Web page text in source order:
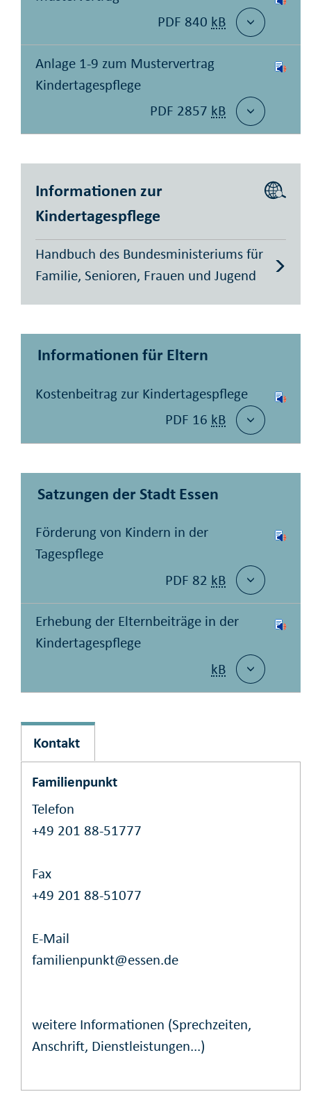
PDF 840 kB
Anlage 1-9 zum Mustervertrag
Kindertagespflege
PDF 2857 kB
Informationen zur
Kindertagespflege
Handbuch des Bundesministeriums für
Familie, Senioren, Frauen und Jugend
Informationen für Eltern
Kostenbeitrag zur Kindertagespflege
PDF 16 kB
Satzungen der Stadt Essen
Förderung von Kindern in der
Tagespflege
PDF 82 kB
Erhebung der Elternbeiträge in der
Kindertagespflege
kB
Kontakt
Familienpunkt
Telefon
+49 201 88-51777
Fax
+49 201 88-51077
E-Mail
familienpunkt@essen.de
weitere Informationen (Sprechzeiten,
Anschrift, Dienstleistungen...)